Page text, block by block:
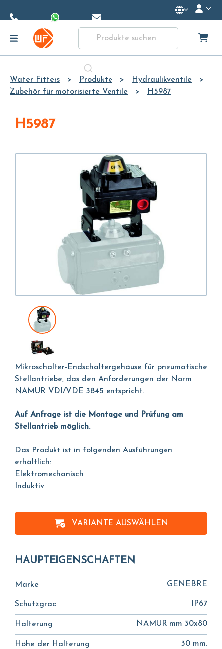
Content
Water Fitters Produkte
Hydraulikventile
Zubehör für motorisierte Ventile
H5987
H5987
Mikroschalter-Endschaltergehäuse für pneumatische
Stellantriebe, das den Anforderungen der Norm
NAMUR VDI/VDE 3845 entspricht.
Auf Anfrage ist die Montage und Prüfung am
Stellantrieb möglich.
Das Produkt ist in folgenden Ausführungen
erhältlich:
Elektromechanisch
Induktiv
VARIANTE AUSWÄHLEN
HAUPTEIGENSCHAFTEN
Marke GENEBRE
Schutzgrad IP67
Halterung NAMUR mm 30x80
Höhe der Halterung 30 mm.